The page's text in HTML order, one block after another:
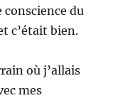
conscience du
c’était bien.
où j’allais
mes